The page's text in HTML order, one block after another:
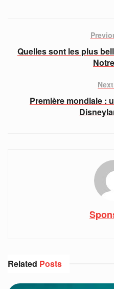
Quelles sont les plus
Première mondiale :
Related Posts